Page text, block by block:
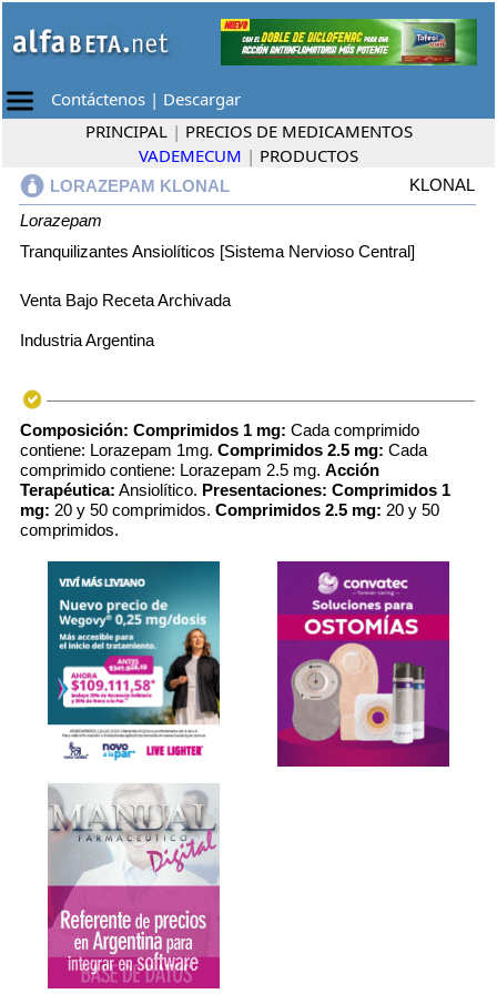
Contáctenos | Descargar
PRINCIPAL | PRECIOS DE MEDICAMENTOS
VADEMECUM | PRODUCTOS
LORAZEPAM KLONAL
KLONAL
Lorazepam
Tranquilizantes Ansiolíticos [Sistema Nervioso Central]
Venta Bajo Receta Archivada
Industria Argentina
Composición: Comprimidos 1 mg: Cada comprimido
contiene: Lorazepam 1mg. Comprimidos 2.5 mg: Cada
comprimido contiene: Lorazepam 2.5 mg. Acción
Terapéutica: Ansiolítico. Presentaciones: Comprimidos 1
mg: 20 y 50 comprimidos. Comprimidos 2.5 mg: 20 y 50
comprimidos.